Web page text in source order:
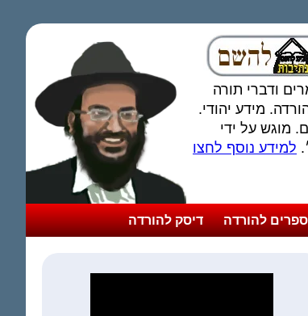
ודברי תורה
מידע יהודי.
מוגש על ידי
למידע נוסף לחצו
ספרים להורדה דיסק להורדה